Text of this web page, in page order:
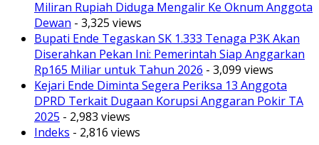
Miliran Rupiah Diduga Mengalir Ke Oknum Anggota
Dewan - 3,325 views
Bupati Ende Tegaskan SK 1.333 Tenaga P3K Akan
Diserahkan Pekan Ini: Pemerintah Siap Anggarkan
Rp165 Miliar untuk Tahun 2026 - 3,099 views
Kejari Ende Diminta Segera Periksa 13 Anggota
DPRD Terkait Dugaan Korupsi Anggaran Pokir TA
2025 - 2,983 views
Indeks - 2,816 views